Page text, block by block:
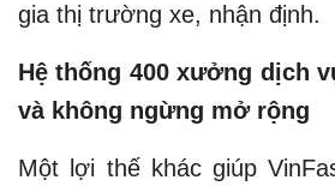
gia thị trường xe, nhận định.
Hệ thống 400 xưởng dịch
và không ngừng mở rộng
Một lợi thế khác giúp